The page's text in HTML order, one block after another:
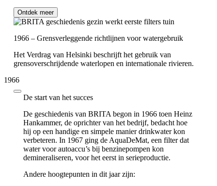
Ontdek meer
1966 – Grensverleggende richtlijnen voor watergebruik
Het Verdrag van Helsinki beschrijft het gebruik van
grensoverschrijdende waterlopen en internationale rivieren.
1966
De start van het succes
De geschiedenis van BRITA begon in 1966 toen Heinz
Hankammer, de oprichter van het bedrijf, bedacht hoe
hij op een handige en simpele manier drinkwater kon
verbeteren. In 1967 ging de AquaDeMat, een filter dat
water voor autoaccu’s bij benzinepompen kon
demineraliseren, voor het eerst in serieproductie.
Andere hoogtepunten in dit jaar zijn: